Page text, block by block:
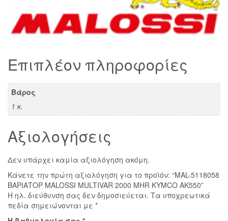
MHR
KYMCO
AK550
Επιπλέον πληροφορίες
Βάρος
1 κ.
Αξιολογήσεις
Δεν υπάρχει καμία αξιολόγηση ακόμη.
Κάνετε την πρώτη αξιολόγηση για το προϊόν: “MAL-5118058
ΒΑΡΙΑΤΟΡ MALOSSI MULTIVAR 2000 MHR KYMCO AK550”
Η ηλ. διεύθυνση σας δεν δημοσιεύεται. Τα υποχρεωτικά
πεδία σημειώνονται με *